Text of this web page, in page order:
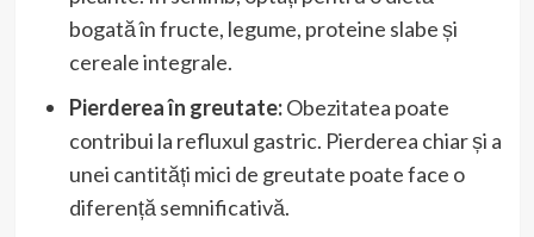
bogată în fructe, legume, proteine ​​slabe și
cereale integrale.
Pierderea în greutate:Obezitatea poate
contribui la refluxul gastric. Pierderea chiar și a
unei cantități mici de greutate poate face o
diferență semnificativă.